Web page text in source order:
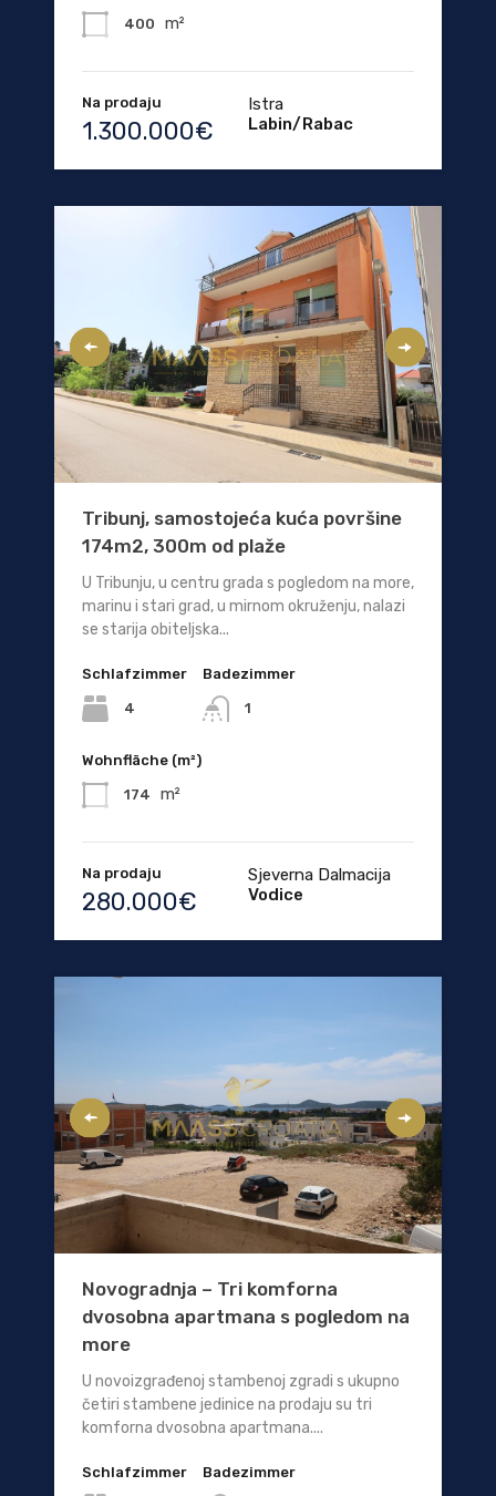
400 m²
Na prodaju
1.300.000€
Istra
Labin/Rabac
Tribunj, samostojeća kuća površine
174m2, 300m od plaže
U Tribunju, u centru grada s pogledom na more,
marinu i stari grad, u mirnom okruženju, nalazi
se starija obiteljska...
Schlafzimmer
4
Badezimmer
1
Wohnfläche (m²)
174 m²
Na prodaju
280.000€
Sjeverna Dalmacija
Vodice
Novogradnja – Tri komforna
dvosobna apartmana s pogledom na
more
U novoizgrađenoj stambenoj zgradi s ukupno
četiri stambene jedinice na prodaju su tri
komforna dvosobna apartmana....
Schlafzimmer Badezimmer